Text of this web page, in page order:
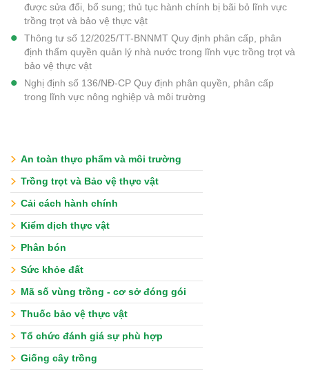
được sửa đổi, bổ sung; thủ tục hành chính bị bãi bỏ lĩnh vực
trồng trọt và bảo vệ thực vật
Thông tư số 12/2025/TT-BNNMT Quy định phân cấp, phân
định thẩm quyền quản lý nhà nước trong lĩnh vực trồng trọt và
bảo vệ thực vật
Nghị định số 136/NĐ-CP Quy định phân quyền, phân cấp
trong lĩnh vực nông nghiệp và môi trường
An toàn thực phẩm và môi trường
Trồng trọt và Bảo vệ thực vật
Cải cách hành chính
Kiểm dịch thực vật
Phân bón
Sức khỏe đất
Mã số vùng trồng - cơ sở đóng gói
Thuốc bảo vệ thực vật
Tổ chức đánh giá sự phù hợp
Giống cây trồng